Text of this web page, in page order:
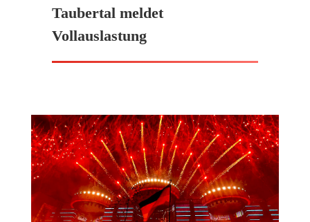
Taubertal meldet
Vollauslastung